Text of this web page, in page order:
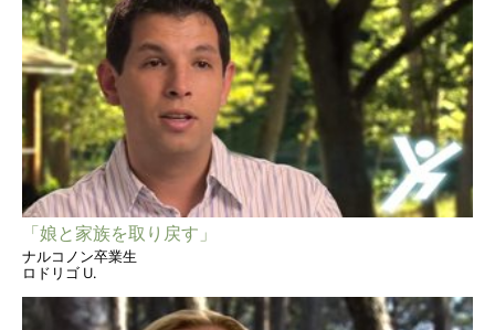
「娘と家族を取り戻す」
ナルコノン卒業生
ロドリゴ U.